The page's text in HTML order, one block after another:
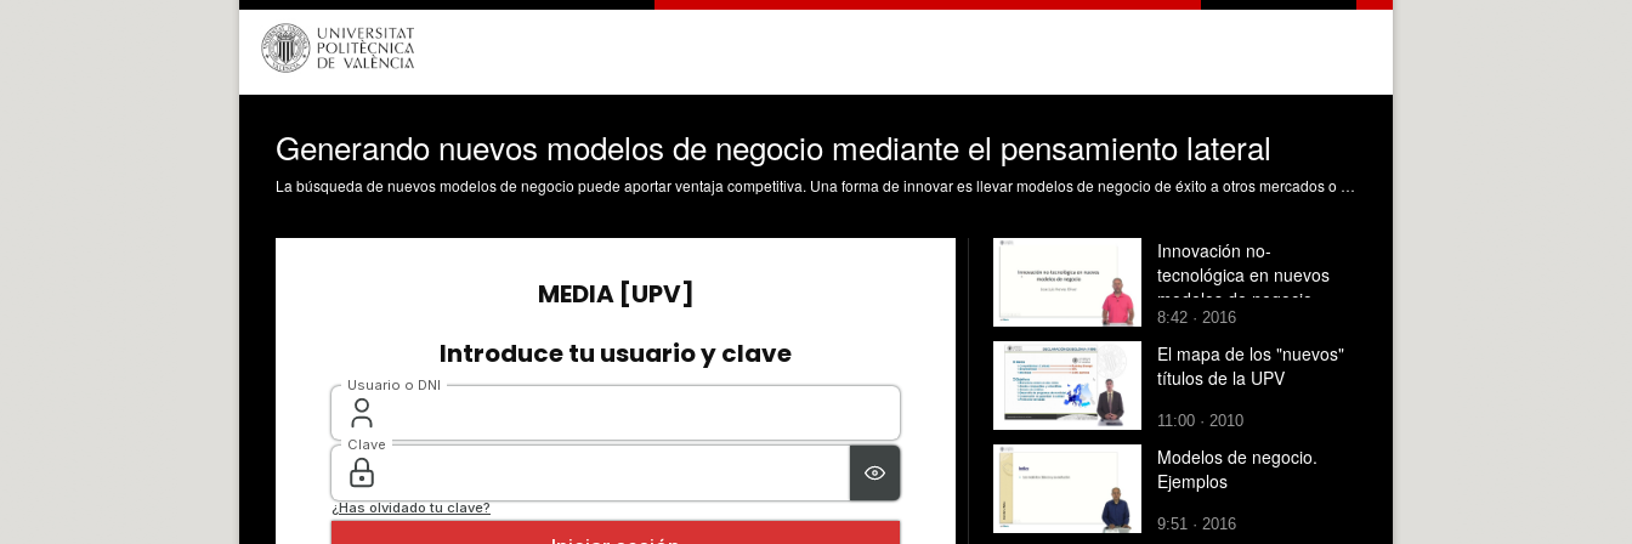
Generando nuevos modelos de negocio mediante el pensamiento lateral
La búsqueda de nuevos modelos de negocio puede aportar ventaja competitiva. Una forma de innovar es llevar modelos de negocio de éxito a otros mercados o a diferentes sectores. El pensamiento lateral es una herramienta creativa clásica que puede ayudar en la búsqueda de modelos de negocio totalmente nuevos. Mateu Céspedes, JM. (2016). Generando nuevos modelos de negocio mediante el pensamiento lateral. https://riunet.upv.es/handle/10251/66913 DER
Innovación no-
tecnológica en nuevos
modelos de negocio
8:42 · 2016
El mapa de los "nuevos"
títulos de la UPV
11:00 · 2010
Modelos de negocio.
Ejemplos
9:51 · 2016